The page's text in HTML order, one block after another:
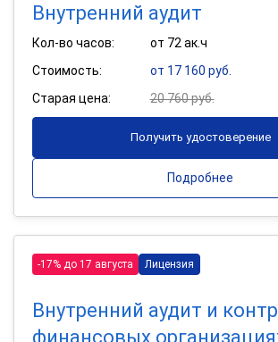
Внутренний аудит
Кол-во часов:
от 72 ак.ч
Стоимость:
от 17 160 руб.
Старая цена:
20 760 руб.
Получить удостоверение
Подробнее
-17% до 17 августа Лицензия
Внутренний аудит и
финансовых